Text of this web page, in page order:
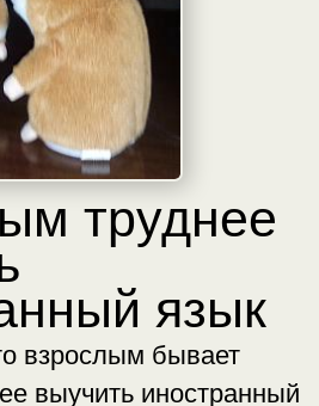
язык
выучить иностранный